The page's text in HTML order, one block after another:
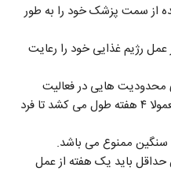
از سمت پزشک خود را به طور
عمل رژیم غذایی خود را رعایت
محدودیت هایی در فعالیت
های روزانه خود می باشد. معمولا ۴ هفته طول می کشد تا فرد
باید یک هفته از عمل